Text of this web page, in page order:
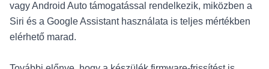
vagy Android Auto támogatással rendelkezik, miközben a
Siri és a Google Assistant használata is teljes mértékben
elérhető marad.